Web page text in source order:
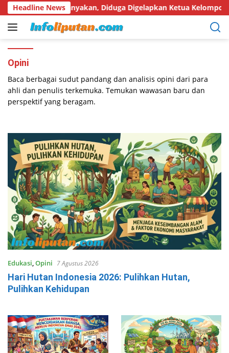
Langsung
ke
konten
Headline News
Dipertanyakan, Diduga Digelapkan Ketua Kelompok Tani
Opini
Baca berbagai sudut pandang dan analisis opini dari para
ahli dan penulis terkemuka. Temukan wawasan baru dan
perspektif yang beragam.
Edukasi,Opini 7 Agustus 2026
Hari Hutan Indonesia 2026: Pulihkan Hutan,
Pulihkan Kehidupan